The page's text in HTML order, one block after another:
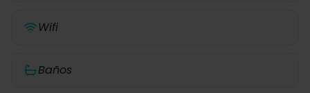
Wifi
Baños